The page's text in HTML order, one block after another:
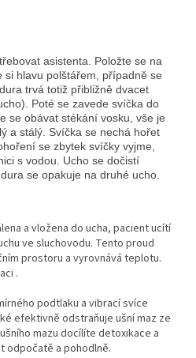
asistenta. Položte se na
si hlavu polštářem, případně se
trvá totiž přibližně dvacet
Poté se zavede svíčka do
se obávat stékání vosku, vše je
a stálý. Svíčka se nechá hořet
se zbytek svíčky vyjme,
s vodou. Ucho se dočistí
se opakuje na druhé ucho.
a vložena do ucha, pacient ucítí
ve sluchovodu. Tento proud
prostoru a vyrovnává teplotu.
.
podtlaku a vibrací svíce
efektivně odstraňuje ušní maz ze
mazu docílíte detoxikace a
odpočatě a pohodlně.